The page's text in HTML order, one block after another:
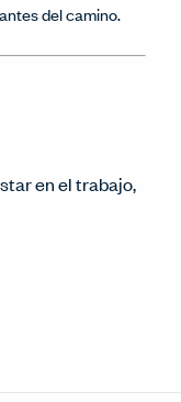
del camino.
en el trabajo
on
window.
article on
new
this
in a new
this
in a